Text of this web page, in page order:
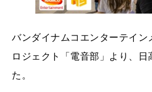
バンダイナムコエンターテイン
ロジェ クト「電音部」より、
た。